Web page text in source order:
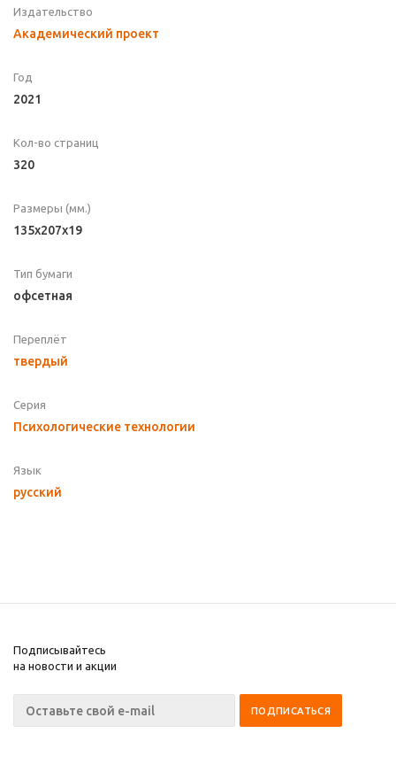
Издательство
Академический проект
Год
2021
Кол-во страниц
320
Размеры (мм.)
135x207x19
Тип бумаги
офсетная
Переплёт
твердый
Серия
Психологические технологии
Язык
русский
Подписывайтесь
на новости и акции